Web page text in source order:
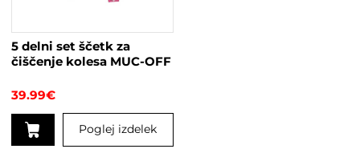
5 delni set ščetk za
čiščenje kolesa MUC-OFF
39.99€
Poglej izdelek